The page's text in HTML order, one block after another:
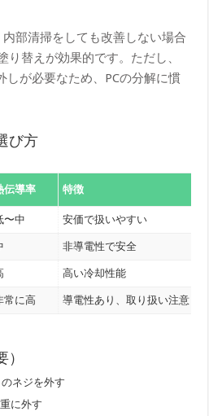
部清掃をしても改善しない場合
り替えが効果的です。ただし、
しが必要なため、PCの分解に慣
び方
伝導率 特徴
〜中 安価で扱いやすい
非導電性で安全
高い冷却性能
常に高 導電性あり、取り扱い注意
ネジを外す
に外す